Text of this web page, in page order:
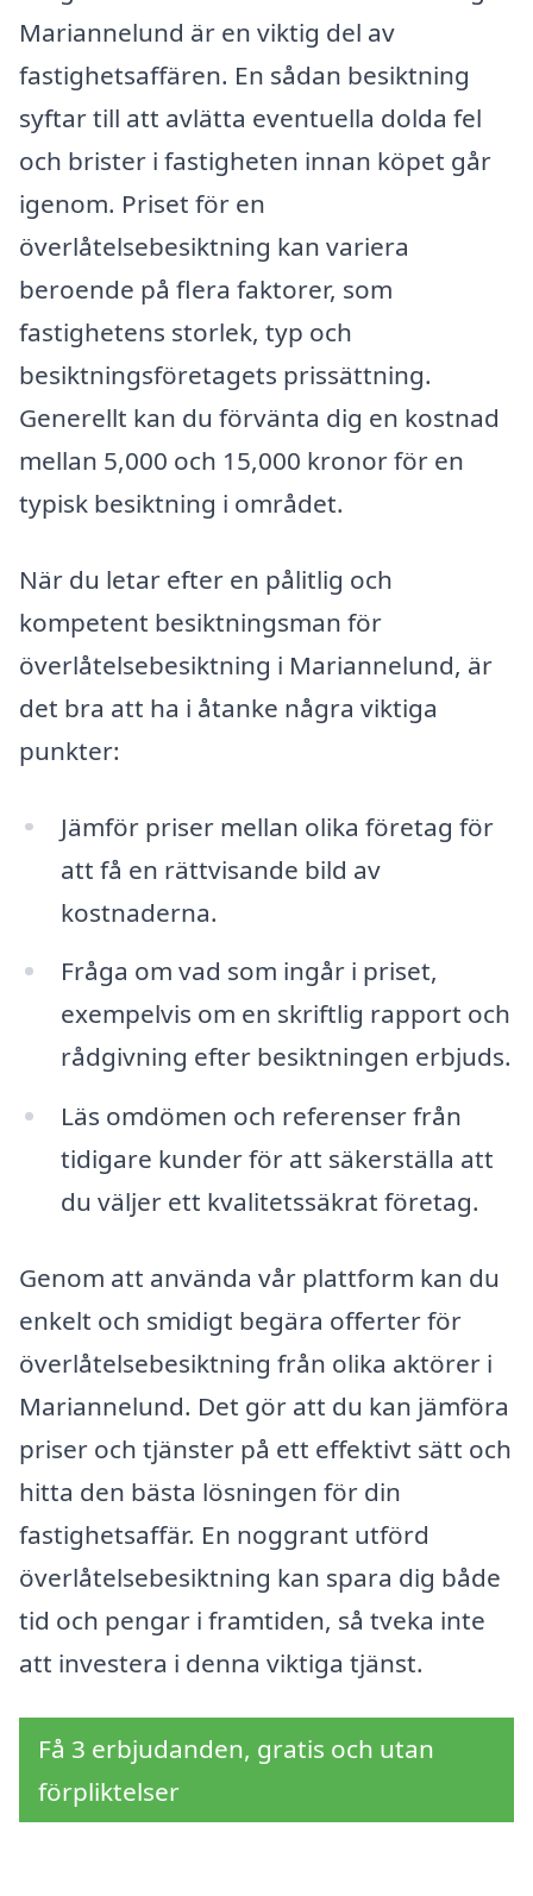
Mariannelund är en viktig del av
fastighetsaffären. En sådan besiktning
syftar till att avlätta eventuella dolda fel
och brister i fastigheten innan köpet går
igenom. Priset för en
överlåtelsebesiktning kan variera
beroende på flera faktorer, som
fastighetens storlek, typ och
besiktningsföretagets prissättning.
Generellt kan du förvänta dig en kostnad
mellan 5,000 och 15,000 kronor för en
typisk besiktning i området.
När du letar efter en pålitlig och
kompetent besiktningsman för
överlåtelsebesiktning i Mariannelund, är
det bra att ha i åtanke några viktiga
punkter:
Jämför priser mellan olika företag för
att få en rättvisande bild av
kostnaderna.
Fråga om vad som ingår i priset,
exempelvis om en skriftlig rapport och
rådgivning efter besiktningen erbjuds.
Läs omdömen och referenser från
tidigare kunder för att säkerställa att
du väljer ett kvalitetssäkrat företag.
Genom att använda vår plattform kan du
enkelt och smidigt begära offerter för
överlåtelsebesiktning från olika aktörer i
Mariannelund. Det gör att du kan jämföra
priser och tjänster på ett effektivt sätt och
hitta den bästa lösningen för din
fastighetsaffär. En noggrant utförd
överlåtelsebesiktning kan spara dig både
tid och pengar i framtiden, så tveka inte
att investera i denna viktiga tjänst.
Få 3 erbjudanden, gratis och utan
förpliktelser